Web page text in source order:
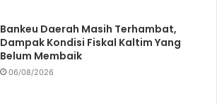
Bankeu Daerah Masih Terhambat,
Dampak Kondisi Fiskal Kaltim Yang
Belum Membaik
06/08/2026